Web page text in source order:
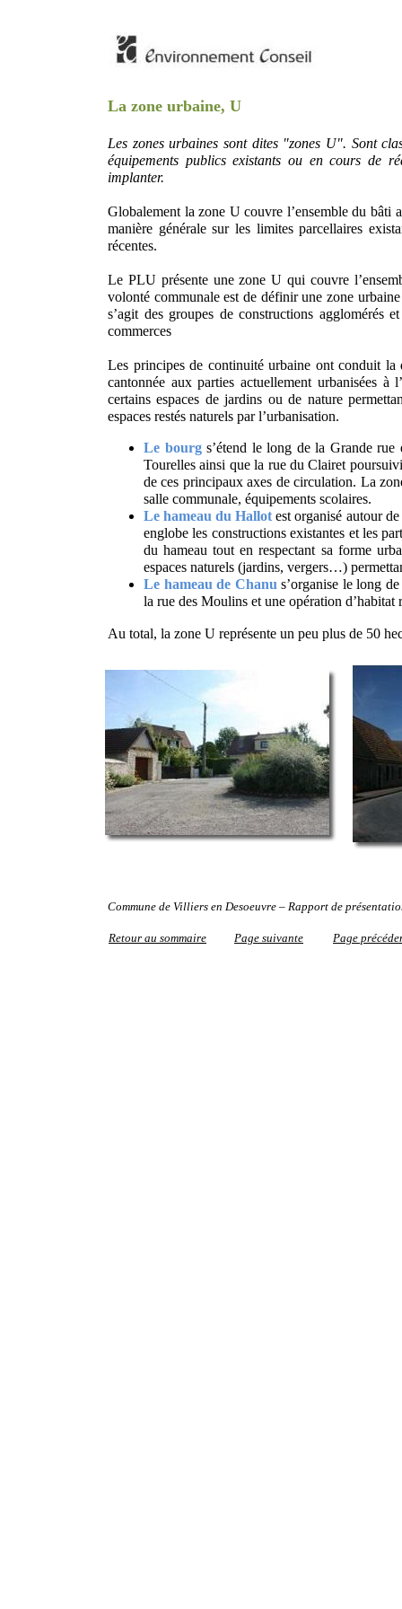
La zone urbaine, U
Les zones urbaines sont dites "zones U". Sont
équipements publics existants ou en cours de
implanter.
Globalement la zone U couvre l’ensemble du bâti
manière générale sur les limites parcellaires
récentes.
Le PLU présente une zone U qui couvre
volonté communale est de définir une zone
s’agit des groupes de constructions agglomérés
commerces
Les principes de continuité urbaine ont conduit
cantonnée aux parties actuellement urbanisées
certains espaces de jardins ou de nature
espaces restés naturels par l’urbanisation.
Le bourgs’étend le long de la Grande rue
Tourelles ainsi que la rue du Clairet
de ces principaux axes de circulation. La
salle communale, équipements scolaires.
Le hameau du Hallot est organisé autour
englobe les constructions existantes et les
du hameau tout en respectant sa forme
espaces naturels (jardins, vergers…)
Le hameau de Chanu s’organise le long
la rue des Moulins et une opération
Au total, la zone U représente un peu plus de 50
Commune de Villiers en Desoeuvre – Rapport de
Retour au sommaire Page suivante Page